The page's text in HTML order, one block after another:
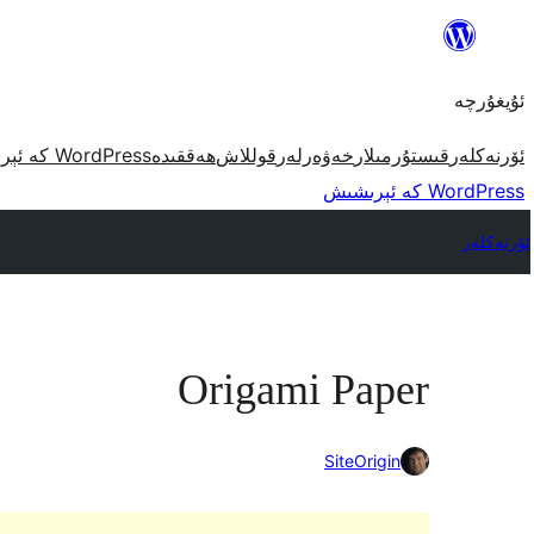
مەزمۇنغا
ئۇيغۇرچە
ئۆرنەكلەر قىستۇرمىلار خەۋەرلەر قوللاشھەققىدەWordPress كە ئېرىشىش
WordPress كە ئېرىشىش
ئۆرنەكلەر
Origami Paper
SiteOrigin